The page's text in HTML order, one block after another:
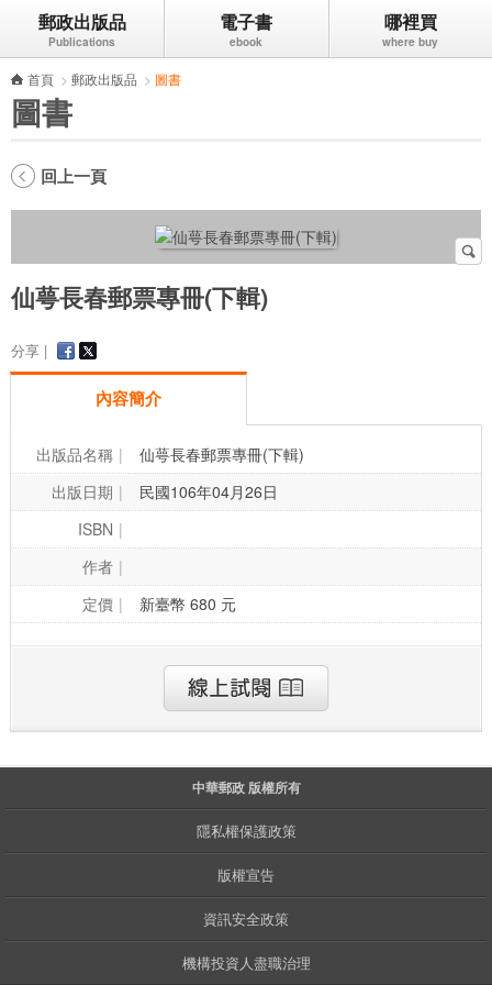
跳到主要內容區塊
郵政出版品 電子書 哪裡買
首頁 > 郵政出版品 > 圖書
圖書
回上一頁
仙萼長春郵票專冊(下輯)
分享 |
內容簡介
出版品名稱
仙萼長春郵票專冊(下輯)
出版日期
民國106年04月26日
ISBN
作者
定價
新臺幣 680 元
中華郵政 版權所有
隱私權保護政策
版權宣告
資訊安全政策
機構投資人盡職治理